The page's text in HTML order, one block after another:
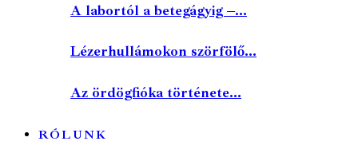
A labortól a betegágyig –...
Lézerhullámokon szörfölő...
Az ördögfióka története...
RÓLUNK